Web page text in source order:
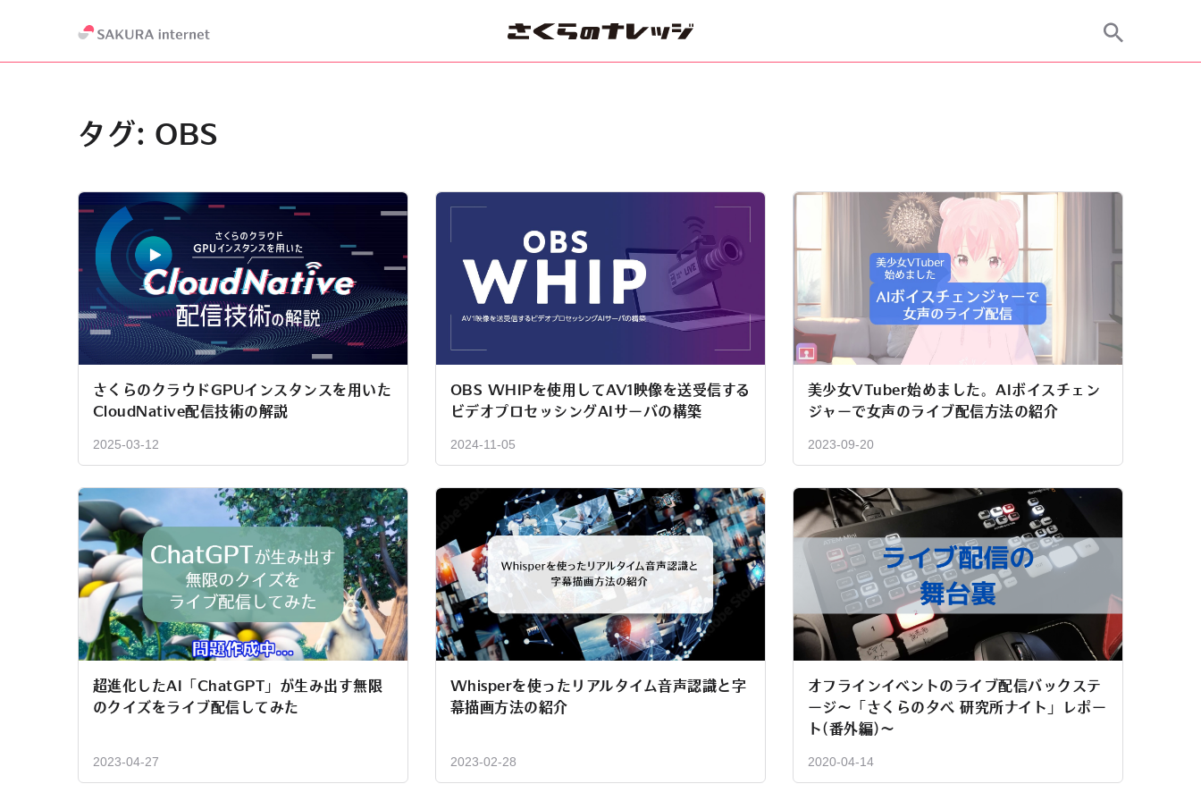
タグ: OBS
さくらのクラウドGPUインスタンスを用いた
CloudNative配信技術の解説
2025-03-12
OBS WHIPを使用してAV1映像を送受信する
ビデオプロセッシングAIサーバの構築
2024-11-05
美少女VTuber始めました。AIボイスチェン
ジャーで女声のライブ配信方法の紹介
2023-09-20
超進化したAI「ChatGPT」が生み出す無限
のクイズをライブ配信してみた
2023-04-27
Whisperを使ったリアルタイム音声認識と字
幕描画方法の紹介
2023-02-28
オフラインイベントのライブ配信バックステ
ージ〜「さくらの夕べ 研究所ナイト」レポー
ト(番外編)〜
2020-04-14